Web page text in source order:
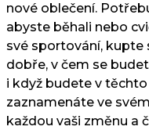
nové oblečení.
abyste běhali nebo
své sportování, kupte
dobře, v čem se
i když budete v
zaznamenáte ve
každou vaši změnu a